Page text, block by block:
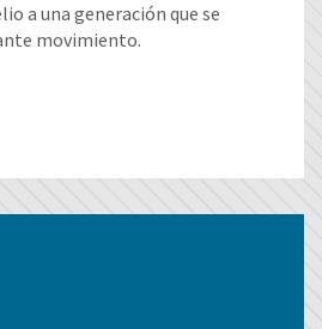
a una generación que se
movimiento.